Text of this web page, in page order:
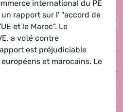
international du PE
rapport sur l' "accord de
et le Maroc". Le
a voté contre
est préjudiciable
et marocains. Le
UE-Maroc